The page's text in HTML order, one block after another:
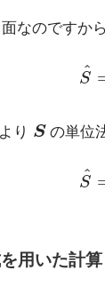
なのですか
^
S
り S
Sの単位
^
S
用いた計算